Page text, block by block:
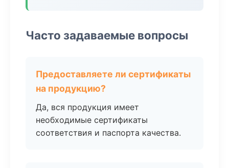
Часто задаваемые вопросы
Предоставляете ли сертификаты
на продукцию?
Да, вся продукция имеет
необходимые сертификаты
соответствия и паспорта качества.